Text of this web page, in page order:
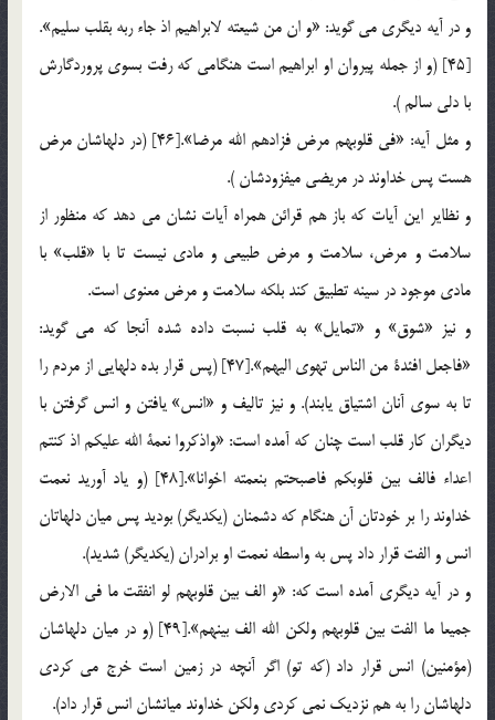
و در آيه ديگري مي گويد: «و ان من شيعته لابراهيم اذ جاء ربه بقلب سليم».
[45] (و از جمله پيروان او ابراهيم است هنگامي كه رفت بسوي پروردگارش
با دلي سالم ).
و مثل آيه: «في قلوبهم مرض فزادهم الله مرضا».[46] (در دلهاشان مرض
هست پس خداوند در مريضي ميفزودشان ).
و نظاير اين آيات كه باز هم قرائن همراه آيات نشان مي دهد كه منظور از
سلامت و مرض، سلامت و مرض طبيعي و مادي نيست تا با «قلب» با
مادي موجود در سينه تطبيق كند بلكه سلامت و مرض معنوي است.
و نيز «شوق» و «تمايل» به قلب نسبت داده شده آنجا كه مي گويد:
«فاجعل افئدة من الناس تهوي اليهم».[47] (پس قرار بده دلهايي از مردم را
تا به سوي آنان اشتياق يابند). و نيز تاليف و «انس» يافتن و انس گرفتن با
ديگران كار قلب است چنان كه آمده است: «واذكروا نعمة الله عليكم اذ كنتم
اعداء فالف بين قلوبكم فاصبحتم بنعمته اخوانا».[48] (و ياد آوريد نعمت
خداوند را بر خودتان آن هنگام كه دشمنان (يكديگر) بوديد پس ميان دلهاتان
انس و الفت قرار داد پس به واسطه نعمت او برادران (يكديگر) شديد).
و در آيه ديگري آمده است كه: «و الف بين قلوبهم لو انفقت ما في الارض
جميعا ما الفت بين قلوبهم ولكن الله الف بينهم».[49] (و در ميان دلهاشان
(مؤمنين) انس قرار داد (كه تو) اگر آنچه در زمين است خرج مي كردي
دلهاشان را به هم نزديك نمي كردي ولكن خداوند ميانشان انس قرار داد).